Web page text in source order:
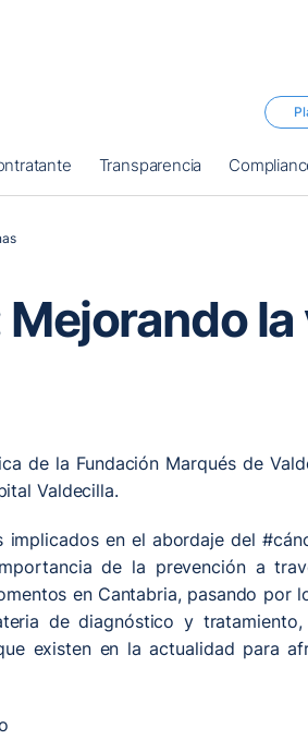
Transparencia
de la Fundación Marqués de
Valdecilla.
en el abordaje del
de la prevención a
en Cantabria, pasando por
de diagnóstico y
existen en la actualidad para